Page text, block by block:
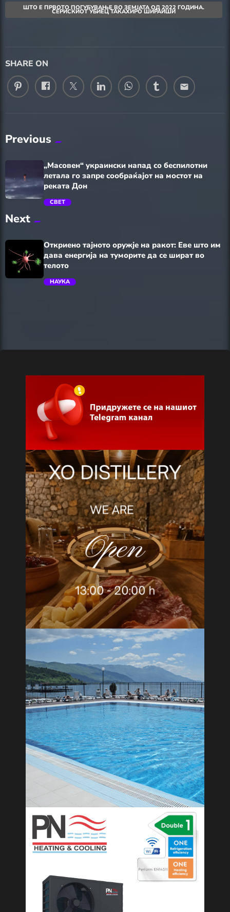
ШТО Е ПРВОТО ПОГУБУВАЊЕ ВО ЗЕМЈАТА ОД 2022 ГОДИНА.
СЕРИСКИОТ УБИЕЦ ТАКАХИРО ШИРАИШИ
SHARE ON
email
Previous
„Масовен“ украински напад со беспилотни
летала го запре сообраќајот на мостот на
реката Дон
СВЕТ
Next
Откриено тајното оружје на ракот: Еве што им
дава енергија на туморите да се шират во
телото
НАУКА